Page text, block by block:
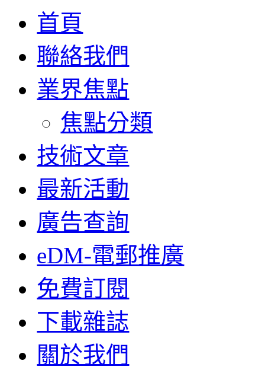
首頁
聯絡我們
業界焦點
焦點分類
技術文章
最新活動
廣告查詢
eDM-電郵推廣
免費訂閱
下載雜誌
關於我們